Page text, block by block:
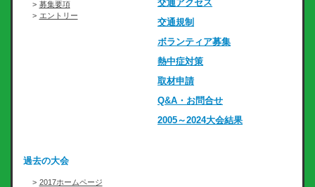
募集要項
エントリー
交通アクセス
交通規制
ボランティア募集
熱中症対策
取材申請
Q&A・お問合せ
2005～2024大会結果
過去の大会
2017ホームページ